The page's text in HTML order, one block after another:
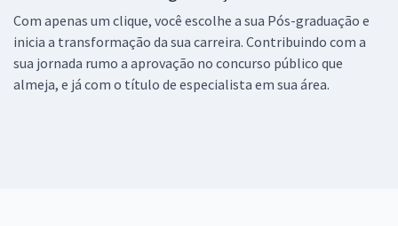
Com apenas um clique, você escolhe a sua Pós-graduação e
inicia a transformação da sua carreira. Contribuindo com a
sua jornada rumo a aprovação no concurso público que
almeja, e já com o título de especialista em sua área.